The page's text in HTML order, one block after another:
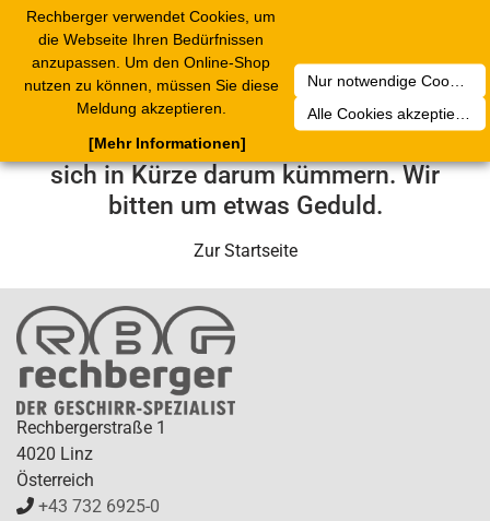
Rechberger verwendet Cookies, um
die Webseite Ihren Bedürfnissen
anzupassen. Um den Online-Shop
nutzen zu können, müssen Sie diese
Meldung akzeptieren.
Nur notwendige Cookies akzeptieren
Alle Cookies akzeptieren
[Mehr Informationen]
Leider ist ein technischer Fehler
aufgetreten. Unser Service-Team wird
sich in Kürze darum kümmern. Wir
bitten um etwas Geduld.
Zur Startseite
Rechbergerstraße 1
4020 Linz
Österreich
+43 732 6925-0